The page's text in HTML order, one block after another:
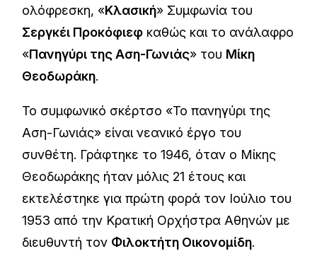
ολόφρεσκη, «Κλασική» Συμφωνία του
Σεργκέι Προκόφιεφ καθώς και το ανάλαφρο
«Πανηγύρι της Αση-Γωνιάς» του Μίκη
Θεοδωράκη.
Το συμφωνικό σκέρτσο «Το πανηγύρι της
Αση-Γωνιάς» είναι νεανικό έργο του
συνθέτη. Γράφτηκε το 1946, όταν ο Μίκης
Θεοδωράκης ήταν μόλις 21 έτους και
εκτελέστηκε για πρώτη φορά τον Ιούλιο του
1953 από την Κρατική Ορχήστρα Αθηνών με
διευθυντή τον Φιλοκτήτη Οικονομίδη.